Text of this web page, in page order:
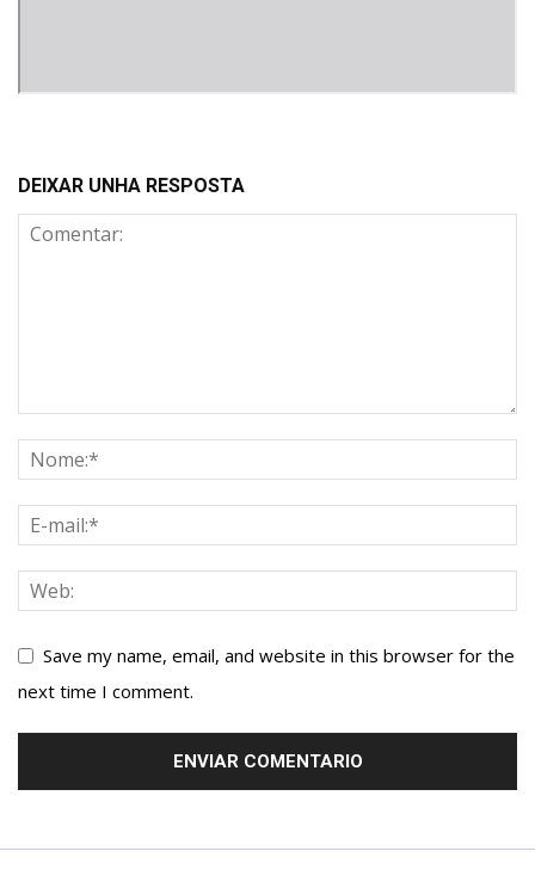
DEIXAR UNHA RESPOSTA
Save my name, email, and website in this browser for the
next time I comment.